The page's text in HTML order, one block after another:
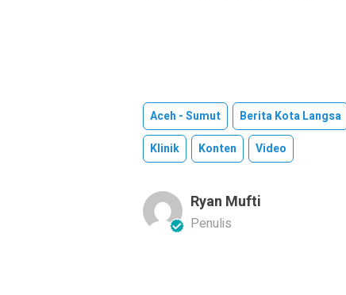
Aceh - Sumut Berita Kota Langsa
Klinik
Konten Video
Ryan Mufti
Penulis